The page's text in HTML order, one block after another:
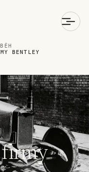
BENTLEY
firmy